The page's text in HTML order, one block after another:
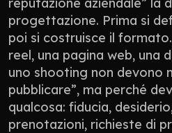
progettazione. Prima si
poi si costruisce il
reel, una pagina web, una
uno shooting non devono
pubblicare”, ma perché
qualcosa: fiducia,
prenotazioni, richieste di